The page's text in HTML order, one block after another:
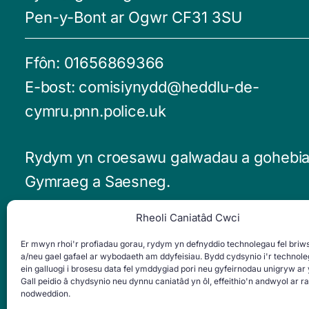
Rheoli Caniatâd Cwci
Er mwyn rhoi'r profiadau gorau, rydym yn defnyddio technolegau fel
a/neu gael gafael ar wybodaeth am ddyfeisiau. Bydd cydsynio i'r
ein galluogi i brosesu data fel ymddygiad pori neu gyfeirnodau unigryw ar
Gall peidio â chydsynio neu dynnu caniatâd yn ôl, effeithio'n andwyol ar
nodweddion.
Pen-y-Bont ar Ogwr CF31 3SU
Ffôn: 01656869366
E-bost: comisiynydd@heddlu-de-
cymru.pnn.police.uk
Rydym yn croesawu galwadau a
Gymraeg a Saesneg.
Argyfyngau - Deialu 999
Achosion nad ydynt yn Argyfwng -
101